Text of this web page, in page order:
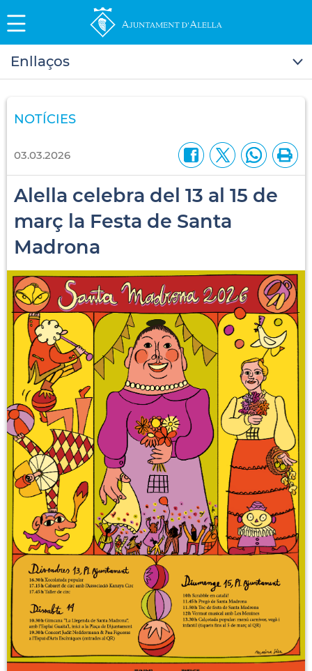
Enllaços
NOTÍCIES
03.03.2026
Alella celebra del 13 al 15 de
març la Festa de Santa
Madrona